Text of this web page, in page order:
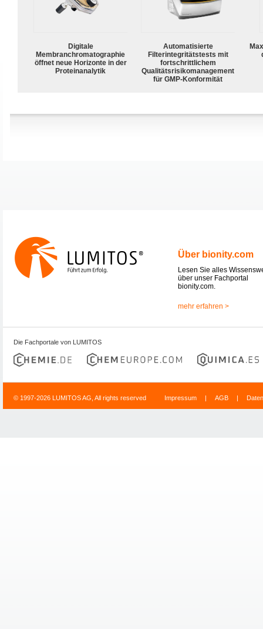
Digitale
Membranchromatographie
öffnet neue Horizonte in der
Proteinanalytik
Automatisierte
Filterintegritätstests mit
fortschrittlichem
Qualitätsrisikomanagement
für GMP-Konformität
Über bionity.com
Lesen Sie alles
über unser Fachportal
bionity.com.
mehr erfahren >
Die Fachportale von LUMITOS
© 1997-2026 LUMITOS AG, All rights reserved Impressum | AGB |